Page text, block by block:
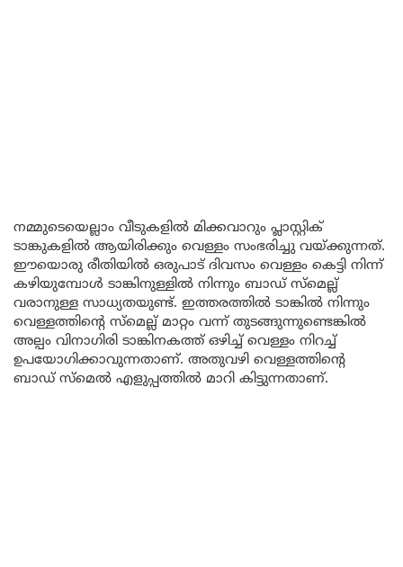
നമ്മുടെയെല്ലാം വീടുകളിൽ മിക്കവാറും പ്ലാസ്റ്റിക്
ടാങ്കുകളിൽ ആയിരിക്കും വെള്ളം സംഭരിച്ചു വയ്ക്കുന്നത്.
ഈയൊരു രീതിയിൽ ഒരുപാട് ദിവസം വെള്ളം കെട്ടി നിന്ന്
കഴിയുമ്പോൾ ടാങ്കിനുള്ളിൽ നിന്നും ബാഡ് സ്മെല്ല്
വരാനുള്ള സാധ്യതയുണ്ട്. ഇത്തരത്തിൽ ടാങ്കിൽ നിന്നും
വെള്ളത്തിന്റെ സ്മെല്ല് മാറ്റം വന്ന് തുടങ്ങുന്നുണ്ടെങ്കിൽ
അല്പം വിനാഗിരി ടാങ്കിനകത്ത് ഒഴിച്ച് വെള്ളം നിറച്ച്
ഉപയോഗിക്കാവുന്നതാണ്. അതുവഴി വെള്ളത്തിന്റെ
ബാഡ് സ്മെൽ എളുപ്പത്തിൽ മാറി കിട്ടുന്നതാണ്.